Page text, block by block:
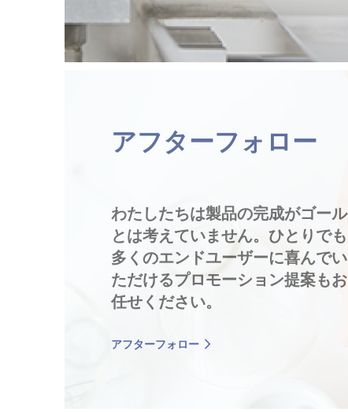
アフターフォロー
わたしたちは製品の完成がゴール
とは考えていません。ひとりでも
多くのエンドユーザーに喜んでい
ただけるプロモーション提案もお
任せください。
アフターフォロー